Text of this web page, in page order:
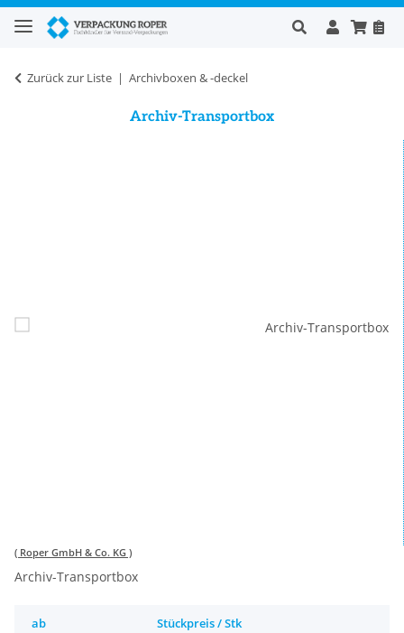
Zurück zur Liste Archivboxen & -deckel
Archiv-Transportbox
( Roper GmbH & Co. KG )
Archiv-Transportbox
ab Stückpreis / Stk